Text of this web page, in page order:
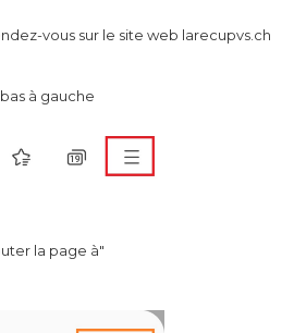
vous sur le site web larecupvs.ch
à gauche
la page à"